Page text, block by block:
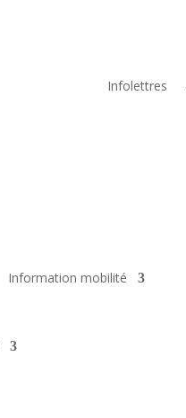
Infolettres
Information mobilité